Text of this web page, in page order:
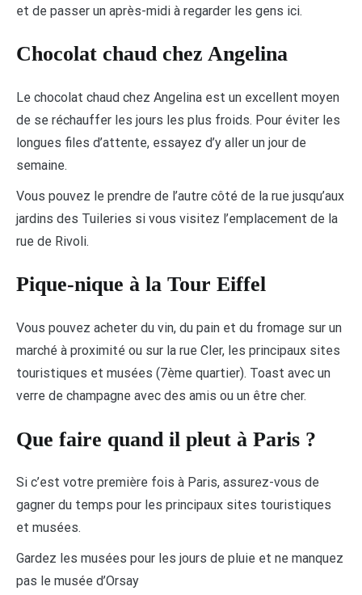
et de passer un après-midi à regarder les gens ici.
Chocolat chaud chez Angelina
Le chocolat chaud chez Angelina est un excellent moyen
de se réchauffer les jours les plus froids. Pour éviter les
longues files d’attente, essayez d’y aller un jour de
semaine.
Vous pouvez le prendre de l’autre côté de la rue jusqu’aux
jardins des Tuileries si vous visitez l’emplacement de la
rue de Rivoli.
Pique-nique à la Tour Eiffel
Vous pouvez acheter du vin, du pain et du fromage sur un
marché à proximité ou sur la rue Cler, les principaux sites
touristiques et musées (7ème quartier). Toast avec un
verre de champagne avec des amis ou un être cher.
Que faire quand il pleut à Paris ?
Si c’est votre première fois à Paris, assurez-vous de
gagner du temps pour les principaux sites touristiques
et musées.
Gardez les musées pour les jours de pluie et ne manquez
pas le musée d’Orsay